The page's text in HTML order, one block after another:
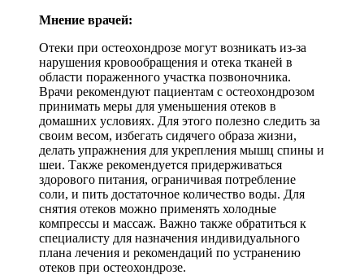
Мнение врачей:
Отеки при остеохондрозе могут возникать из-за
нарушения кровообращения и отека тканей в
области пораженного участка позвоночника.
Врачи рекомендуют пациентам с остеохондрозом
принимать меры для уменьшения отеков в
домашних условиях. Для этого полезно следить за
своим весом, избегать сидячего образа жизни,
делать упражнения для укрепления мышц спины и
шеи. Также рекомендуется придерживаться
здорового питания, ограничивая потребление
соли, и пить достаточное количество воды. Для
снятия отеков можно применять холодные
компрессы и массаж. Важно также обратиться к
специалисту для назначения индивидуального
плана лечения и рекомендаций по устранению
отеков при остеохондрозе.